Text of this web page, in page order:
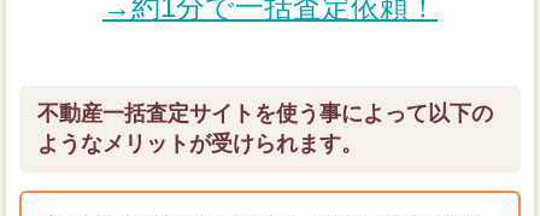
→約1分で一括査定依頼！
不動産一括査定サイトを使う事によって以下の
ようなメリットが受けられます。